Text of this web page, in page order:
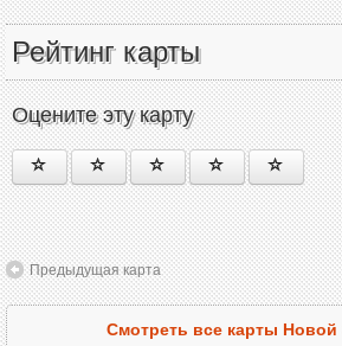
Рейтинг карты
Оцените эту карту
Предыдущая карта
Смотреть все карты Новой